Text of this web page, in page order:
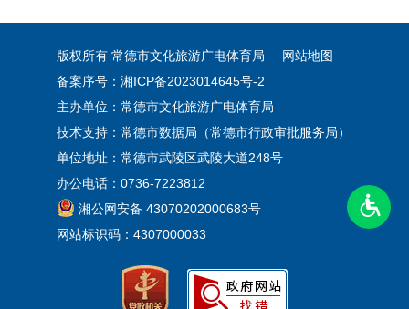
版权所有 常德市文化旅游广电体育局
网站地图
备案序号：湘ICP备2023014645号-2
主办单位：常德市文化旅游广电体育局
技术支持：常德市数据局（常德市行政审批服务局）
单位地址：常德市武陵区武陵大道248号
办公电话：0736-7223812
湘公网安备 43070202000683号
网站标识码：4307000033